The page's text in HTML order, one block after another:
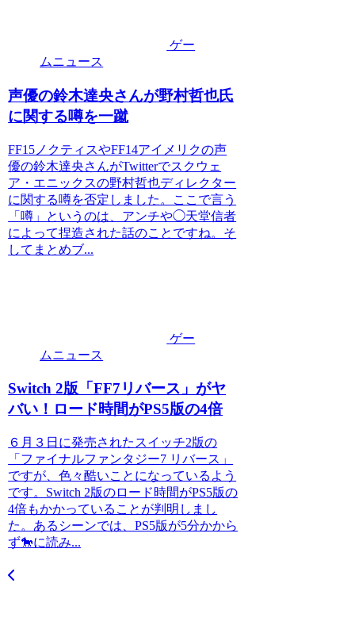
ゲー
ムニュース
声優の鈴木達央さんが野村哲也氏
に関する噂を一蹴
FF15ノクティスやFF14アイメリクの声
優の鈴木達央さんがTwitterでスクウェ
ア・エニックスの野村哲也ディレクター
に関する噂を否定しました。ここで言う
「噂」というのは、アンチや◯天堂信者
によって捏造された話のことですね。そ
してまとめブ...
ゲー
ムニュース
Switch 2版「FF7リバース」がヤ
バい！ロード時間がPS5版の4倍
６月３日に発売されたスイッチ2版の
「ファイナルファンタジー7 リバース」
ですが、色々酷いことになっているよう
です。Switch 2版のロード時間がPS5版の
4倍もかかっていることが判明しまし
た。あるシーンでは、PS5版が5分かから
ず🐎に読み...